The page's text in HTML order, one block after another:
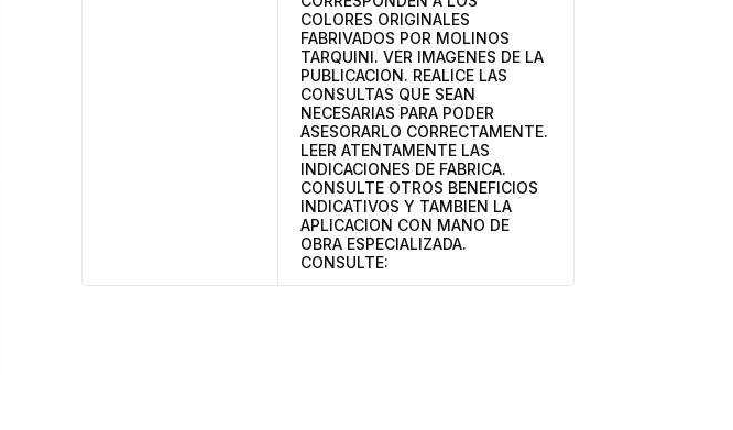
COLORES ORIGINALES
FABRIVADOS POR MOLINOS
TARQUINI. VER IMAGENES DE LA
PUBLICACION. REALICE LAS
CONSULTAS QUE SEAN
NECESARIAS PARA PODER
ASESORARLO CORRECTAMENTE.
LEER ATENTAMENTE LAS
INDICACIONES DE FABRICA.
CONSULTE OTROS BENEFICIOS
INDICATIVOS Y TAMBIEN LA
APLICACION CON MANO DE
OBRA ESPECIALIZADA.
CONSULTE: